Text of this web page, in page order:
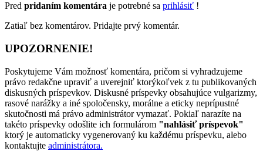
Pred pridaním komentára je potrebné sa prihlásiť !
Zatiaľ bez komentárov. Pridajte prvý komentár.
UPOZORNENIE!
Poskytujeme Vám možnosť komentára, pričom si vyhradzujeme
právo redakčne upraviť a uverejniť ktorýkoľvek z tu publikovaných
diskusných príspevkov. Diskusné príspevky obsahujúce vulgarizmy,
rasové narážky a iné spoločensky, morálne a eticky neprípustné
skutočnosti má právo administrátor vymazať. Pokiaľ narazíte na
takéto príspevky odošlite ich formulárom "nahlásiť príspevok"
ktorý je automaticky vygenerovaný ku každému príspevku, alebo
kontaktujte administrátora.